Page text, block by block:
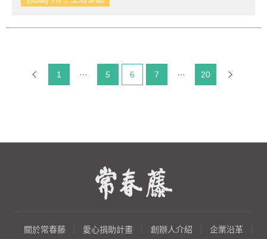
1 5 目前頁碼：
6 7 20
關於常春藤 愛心捐助計畫 創辦人介紹 企業沿革